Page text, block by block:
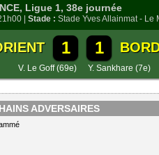
Ligue 1, 38e journée
| Stade : Stade Yves Allainmat - Le
1 1
V. Le Goff (69e) Y. Sankhare (7e)
ADVERSAIRES